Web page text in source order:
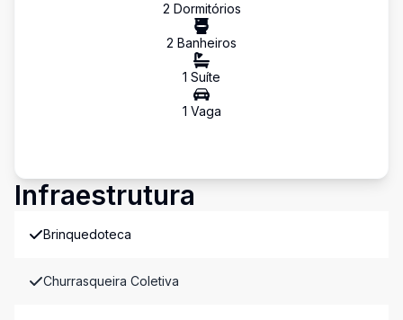
2 Dormitórios
2 Banheiros
1 Suíte
1 Vaga
Infraestrutura
Brinquedoteca
Churrasqueira Coletiva